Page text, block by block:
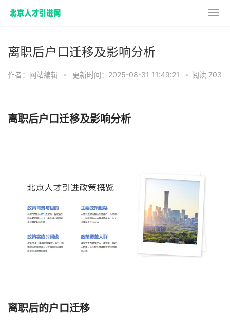
离职后户口迁移及影响分析
作者：网站编辑 • 更新时间：2025-08-31 11:49:21 • 阅读 703
离职后户口迁移及影响分析
离职后的户口迁移